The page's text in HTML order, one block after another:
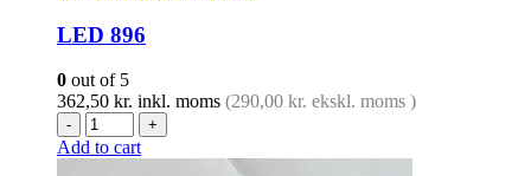
LED 896
0 out of 5
362,50 kr. inkl. moms (290,00 kr. ekskl. moms )
- +
Add to cart